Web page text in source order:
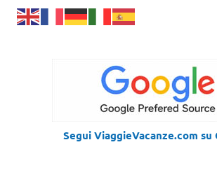
Segui ViaggieVacanze.com su